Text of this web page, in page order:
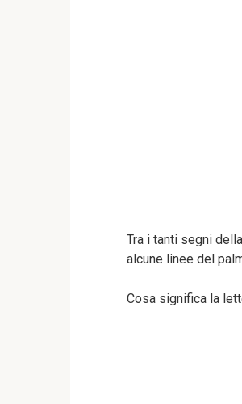
Tra i tanti segni
alcune linee del
Cosa significa la